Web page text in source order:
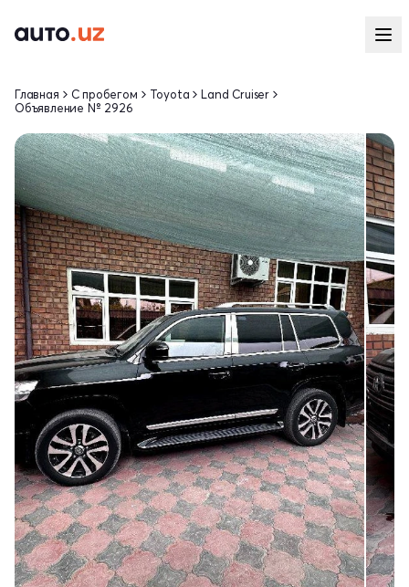
Главная С пробегом Toyota
Land Cruiser
Объявление № 2926